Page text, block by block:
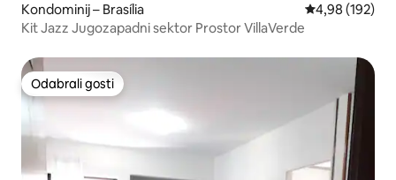
Kondominij – Brasília Prosječna
4,98 (192)
Kit Jazz Jugozapadni sektor Prostor VillaVerde
Odabrali gosti
Odabrali gosti